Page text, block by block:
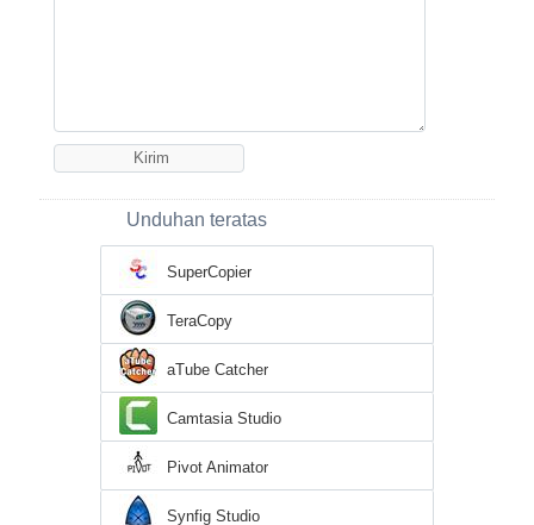
Unduhan teratas
SuperCopier
TeraCopy
aTube Catcher
Camtasia Studio
Pivot Animator
Synfig Studio